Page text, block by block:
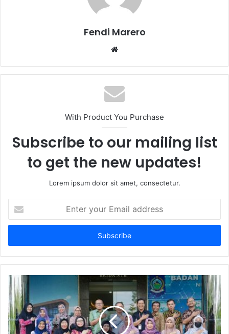
Fendi Marero
With Product You Purchase
Subscribe to our mailing list
to get the new updates!
Lorem ipsum dolor sit amet, consectetur.
Enter
your
Email